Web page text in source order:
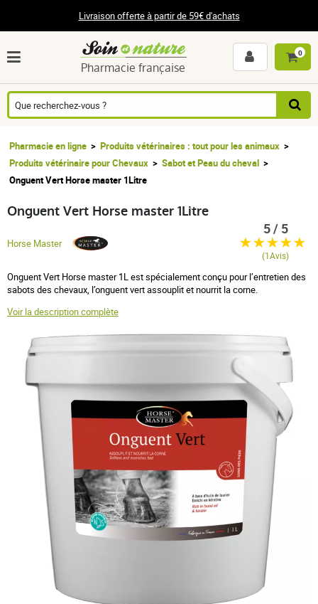
Livraison offerte à partir de 59€ d'achats
Pharmacie française
0
Pharmacie en ligne
Produits vétérinaires : tout pour les animaux
Produits vétérinaire pour Chevaux
Sabot et Peau du cheval
Onguent Vert Horse master 1Litre
Onguent Vert Horse master 1Litre
Horse Master
Onguent Vert Horse master 1L est spécialement conçu pour l’entretien des
sabots des chevaux, l’onguent vert assouplit et nourrit la corne.
Voir la description complète
5 / 5
(1Avis)